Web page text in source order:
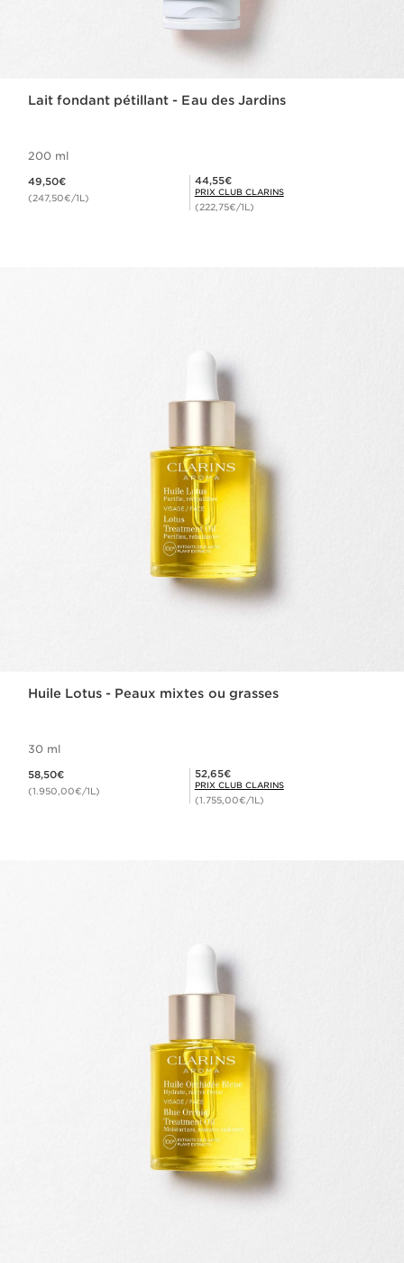
Lait fondant pétillant - Eau des Jardins
200 ml
49,50€
(247,50€/1L)
Prix Club Clarins 44,55€
44,55€
PRIX CLUB CLARINS
(222,75€/1L)
Huile Lotus - Peaux mixtes ou grasses
30 ml
58,50€
(1.950,00€/1L)
Prix Club Clarins 52,65€
52,65€
PRIX CLUB CLARINS
(1.755,00€/1L)